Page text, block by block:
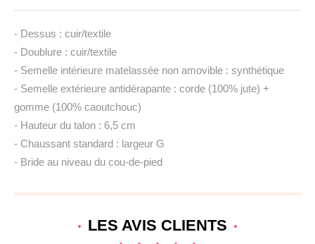
- Dessus : cuir/textile
- Doublure : cuir/textile
- Semelle intérieure matelassée non amovible : synthétique
- Semelle extérieure antidérapante : corde (100% jute) +
gomme (100% caoutchouc)
- Hauteur du talon : 6,5 cm
- Chaussant standard : largeur G
- Bride au niveau du cou-de-pied
LES AVIS CLIENTS